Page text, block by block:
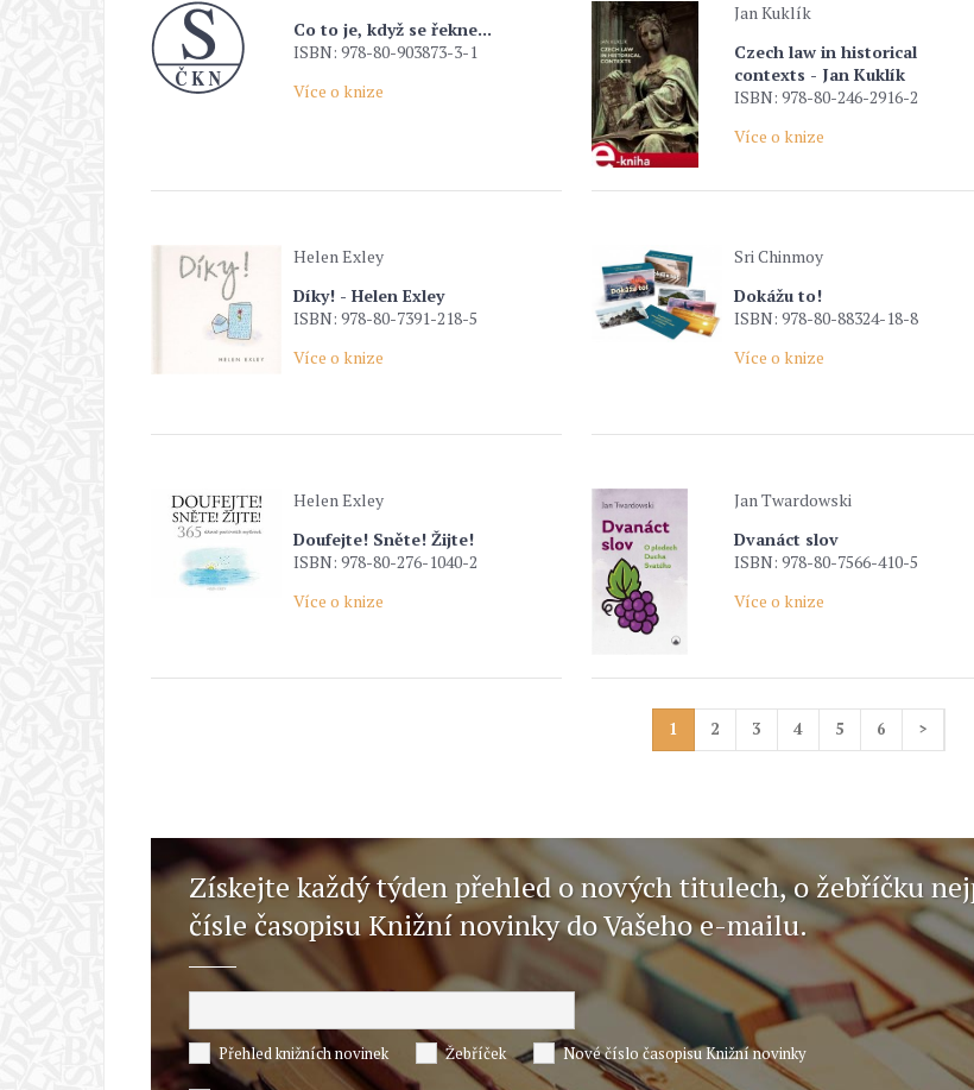
Co to je, když se řekne...
ISBN: 978-80-903873-3-1
Více o knize
Jan Kuklík
Czech law in historical
contexts - Jan Kuklík
ISBN: 978-80-246-2916-2
Více o knize
Helen Exley
Díky! - Helen Exley
ISBN: 978-80-7391-218-5
Více o knize
Sri Chinmoy
Dokážu to!
ISBN: 978-80-88324-18-8
Více o knize
Helen Exley
Doufejte! Sněte! Žijte!
ISBN: 978-80-276-1040-2
Více o knize
Jan Twardowski
Dvanáct slov
ISBN: 978-80-7566-410-5
Více o knize
1 2 3 4 5 6 >
Získejte každý týden přehled o nových titulech, o žebříčku
čísle časopisu Knižní novinky do Vašeho e-mailu.
Přehled knižních novinek Žebříček Nové číslo časopisu Knižní novinky